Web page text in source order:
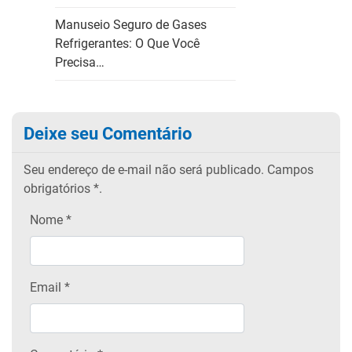
Manuseio Seguro de Gases
Refrigerantes: O Que Você
Precisa…
Deixe seu Comentário
Seu endereço de e-mail não será publicado. Campos
obrigatórios *.
Nome *
Email *